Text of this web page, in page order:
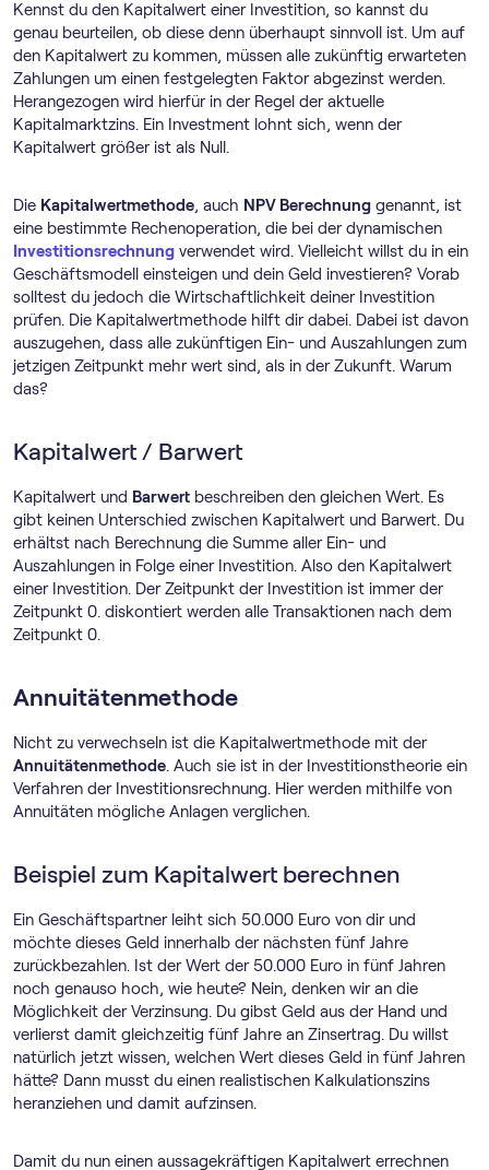
Kennst du den Kapitalwert einer Investition, so kannst du
genau beurteilen, ob diese denn überhaupt sinnvoll ist. Um auf
den Kapitalwert zu kommen, müssen alle zukünftig erwarteten
Zahlungen um einen festgelegten Faktor abgezinst werden.
Herangezogen wird hierfür in der Regel der aktuelle
Kapitalmarktzins. Ein Investment lohnt sich, wenn der
Kapitalwert größer ist als Null.
Die Kapitalwertmethode, auch NPV Berechnung genannt, ist
eine bestimmte Rechenoperation, die bei der dynamischen
Investitionsrechnung verwendet wird. Vielleicht willst du in ein
Geschäftsmodell einsteigen und dein Geld investieren? Vorab
solltest du jedoch die Wirtschaftlichkeit deiner Investition
prüfen. Die Kapitalwertmethode hilft dir dabei. Dabei ist davon
auszugehen, dass alle zukünftigen Ein- und Auszahlungen zum
jetzigen Zeitpunkt mehr wert sind, als in der Zukunft. Warum
das?
Kapitalwert / Barwert
Kapitalwert und Barwert beschreiben den gleichen Wert. Es
gibt keinen Unterschied zwischen Kapitalwert und Barwert. Du
erhältst nach Berechnung die Summe aller Ein- und
Auszahlungen in Folge einer Investition. Also den Kapitalwert
einer Investition. Der Zeitpunkt der Investition ist immer der
Zeitpunkt 0. diskontiert werden alle Transaktionen nach dem
Zeitpunkt 0.
Annuitätenmethode
Nicht zu verwechseln ist die Kapitalwertmethode mit der
Annuitätenmethode. Auch sie ist in der Investitionstheorie ein
Verfahren der Investitionsrechnung. Hier werden mithilfe von
Annuitäten mögliche Anlagen verglichen.
Beispiel zum Kapitalwert berechnen
Ein Geschäftspartner leiht sich 50.000 Euro von dir und
möchte dieses Geld innerhalb der nächsten fünf Jahre
zurückbezahlen. Ist der Wert der 50.000 Euro in fünf Jahren
noch genauso hoch, wie heute? Nein, denken wir an die
Möglichkeit der Verzinsung. Du gibst Geld aus der Hand und
verlierst damit gleichzeitig fünf Jahre an Zinsertrag. Du willst
natürlich jetzt wissen, welchen Wert dieses Geld in fünf Jahren
hätte? Dann musst du einen realistischen Kalkulationszins
heranziehen und damit aufzinsen.
Damit du nun einen aussagekräftigen Kapitalwert errechnen